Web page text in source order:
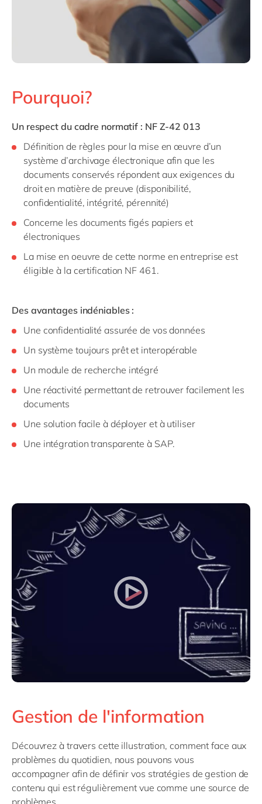
Pourquoi?
Un respect du cadre normatif : NF Z-42 013
Définition de règles pour la mise en œuvre d’un
système d’archivage électronique afin que les
documents conservés répondent aux exigences du
droit en matière de preuve (disponibilité,
confidentialité, intégrité, pérennité)
Concerne les documents figés papiers et
électroniques
La mise en oeuvre de cette norme en entreprise est
éligible à la certification NF 461.
Des avantages indéniables :
Une confidentialité assurée de vos données
Un système toujours prêt et interopérable
Un module de recherche intégré
Une réactivité permettant de retrouver facilement les
documents
Une solution facile à déployer et à utiliser
Une intégration transparente à SAP.
Gestion de l'information
Découvrez à travers cette illustration, comment face aux
problèmes du quotidien, nous pouvons vous
accompagner afin de définir vos stratégies de gestion de
contenu qui est régulièrement vue comme une source de